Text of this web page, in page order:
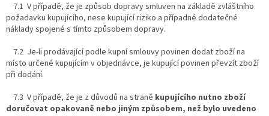
7.1 V případě, že je způsob dopravy smluven na základě zvláštního
požadavku kupujícího, nese kupující riziko a případné dodatečné
náklady spojené s tímto způsobem dopravy.
7.2 Je-li prodávající podle kupní smlouvy povinen dodat zboží na
místo určené kupujícím v objednávce, je kupující povinen převzít zboží
při dodání.
7.3 V případě, že je z důvodů na straně kupujícího nutno zboží
doručovat opakovaně nebo jiným způsobem, než bylo uvedeno